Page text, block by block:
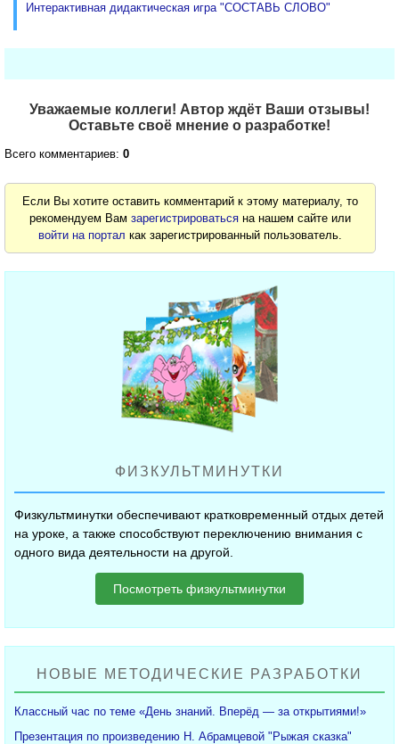
Интерактивная дидактическая игра "СОСТАВЬ СЛОВО"
Уважаемые коллеги! Автор ждёт Ваши отзывы!
Оставьте своё мнение о разработке!
Всего комментариев: 0
Если Вы хотите оставить комментарий к этому материалу, то
рекомендуем Вамзарегистрироваться на нашем сайте или
войти на портал как зарегистрированный пользователь.
ФИЗКУЛЬТМИНУТКИ
Физкультминутки обеспечивают кратковременный отдых детей
на уроке, а также способствуют переключению внимания с
одного вида деятельности на другой.
Посмотреть физкультминутки
НОВЫЕ МЕТОДИЧЕСКИЕ РАЗРАБОТКИ
Классный час по теме «День знаний. Вперёд — за открытиями!»
Презентация по произведению Н. Абрамцевой "Рыжая сказка"